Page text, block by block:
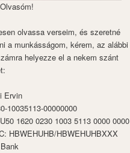
olvassa verseim, és szeretné
a munkásságom, kérem, az alábbi
helyezze el a nekem szánt
Ervin
10035113-00000000
1620 0230 1003 5113 0000 0000
HBWEHUHB/HBWEHUHBXXX